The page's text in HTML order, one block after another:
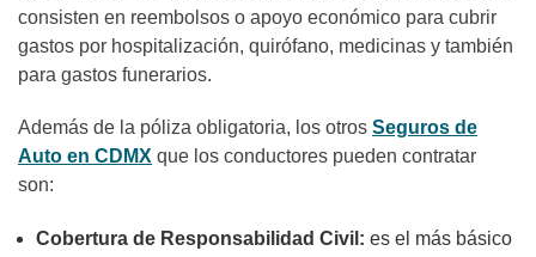
consisten en reembolsos o apoyo económico para cubrir
gastos por hospitalización, quirófano, medicinas y también
para gastos funerarios.
Además de la póliza obligatoria, los otros Seguros de
Auto en CDMX que los conductores pueden contratar
son:
Cobertura de Responsabilidad Civil: es el más básico